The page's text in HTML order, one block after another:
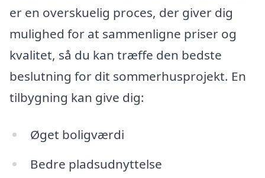
er en overskuelig proces, der giver dig
mulighed for at sammenligne priser og
kvalitet, så du kan træffe den bedste
beslutning for dit sommerhusprojekt. En
tilbygning kan give dig:
Øget boligværdi
Bedre pladsudnyttelse